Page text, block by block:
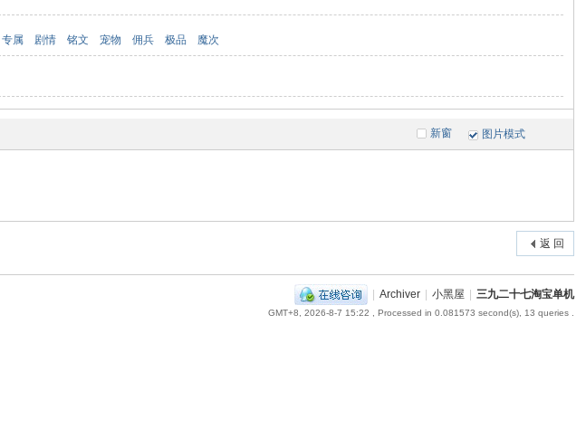
专属 剧情 铭文 宠物 佣兵 极品 魔次
新窗 图片模式
返 回
| Archiver | 小黑屋 | 三九二十七淘宝单机
GMT+8, 2026-8-7 15:22 , Processed in 0.081573 second(s), 13 queries .